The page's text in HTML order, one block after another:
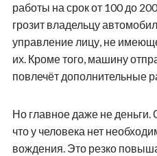
работы на срок от 100 до
грозит владельцу
управление лицу, не
их. Кроме того, машину
повлечёт дополнительные
Но главное даже не деньги.
что у человека нет
вождения. Это резко